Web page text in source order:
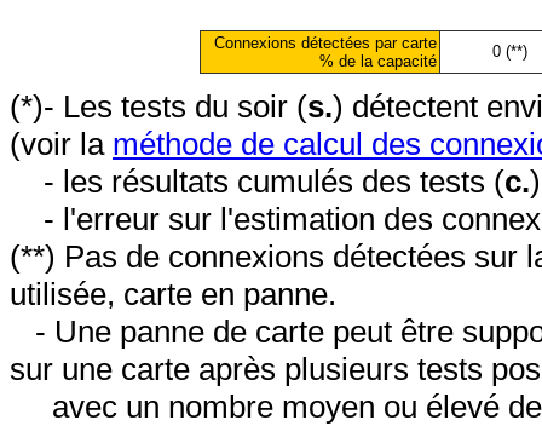
Connexions détectées par carte
% de la capacité
0 (**)
(*)- Les tests du soir (s.) détectent
(voir la méthode de calcul des
- les résultats cumulés des tests (c.
- l'erreur sur l'estimation des
(**) Pas de connexions détectées sur
utilisée, carte en panne.
- Une panne de carte peut être
sur une carte après plusieurs tests
avec un nombre moyen ou élevé